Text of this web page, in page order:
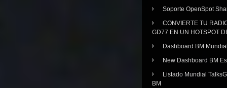
Soporte OpenSpot
CONVIERTE TU
GD77 EN UN HOTSPOT
Dashboard BM
New Dashboard BM
Listado Mundial
BM